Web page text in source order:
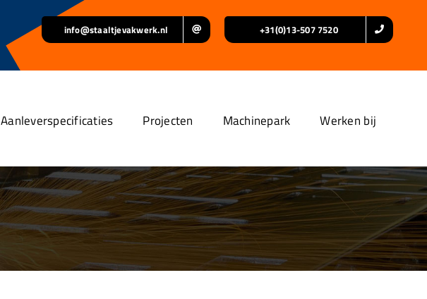
info@staaltjevakwerk.nl +31(0)13-507 7520
Aanleverspecificaties Projecten Machinepark Werken bij